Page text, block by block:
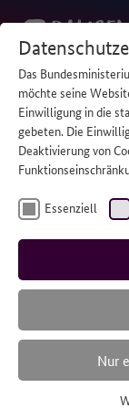
STARTSEITE/
Der Vater von
Autounfall mit
Das
möchte seine
Einwilligung in die
gebeten. Die
Deaktivierung von
Essenziell
Nur